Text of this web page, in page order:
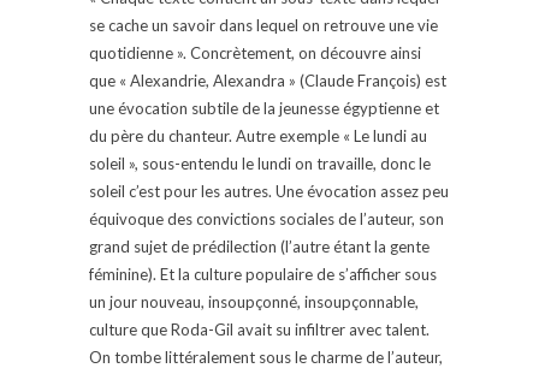
se cache un savoir dans lequel on retrouve une vie
quotidienne ». Concrètement, on découvre ainsi
que « Alexandrie, Alexandra » (Claude François) est
une évocation subtile de la jeunesse égyptienne et
du père du chanteur. Autre exemple « Le lundi au
soleil », sous-entendu le lundi on travaille, donc le
soleil c’est pour les autres. Une évocation assez peu
équivoque des convictions sociales de l’auteur, son
grand sujet de prédilection (l’autre étant la gente
féminine). Et la culture populaire de s’afficher sous
un jour nouveau, insoupçonné, insoupçonnable,
culture que Roda-Gil avait su infiltrer avec talent.
On tombe littéralement sous le charme de l’auteur,